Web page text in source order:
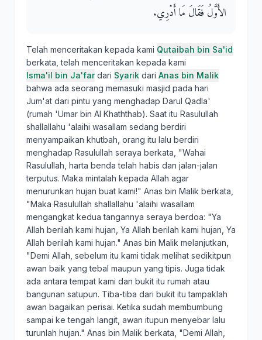
الأَوَّلُ فَقَالَ مَا أَدْرِي‏.‏
Telah menceritakan kepada kami Qutaibah bin Sa'id
berkata, telah menceritakan kepada kami
Isma'il bin Ja'fardari Syarik dari Anas bin Malik
bahwa ada seorang memasuki masjid pada hari
Jum'at dari pintu yang menghadap Darul Qadla'
(rumah 'Umar bin Al Khaththab). Saat itu Rasulullah
shallallahu 'alaihi wasallam sedang berdiri
menyampaikan khutbah, orang itu lalu berdiri
menghadap Rasulullah seraya berkata, "Wahai
Rasulullah, harta benda telah habis dan jalan-jalan
terputus. Maka mintalah kepada Allah agar
menurunkan hujan buat kami!" Anas bin Malik berkata,
"Maka Rasulullah shallallahu 'alaihi wasallam
mengangkat kedua tangannya seraya berdoa: "Ya
Allah berilah kami hujan, Ya Allah berilah kami hujan, Ya
Allah berilah kami hujan." Anas bin Malik melanjutkan,
"Demi Allah, sebelum itu kami tidak melihat sedikitpun
awan baik yang tebal maupun yang tipis. Juga tidak
ada antara tempat kami dan bukit itu rumah atau
bangunan satupun. Tiba-tiba dari bukit itu tampaklah
awan bagaikan perisai. Ketika sudah membumbung
sampai ke tengah langit, awan itupun menyebar lalu
turunlah hujan." Anas bin Malik berkata, "Demi Allah,